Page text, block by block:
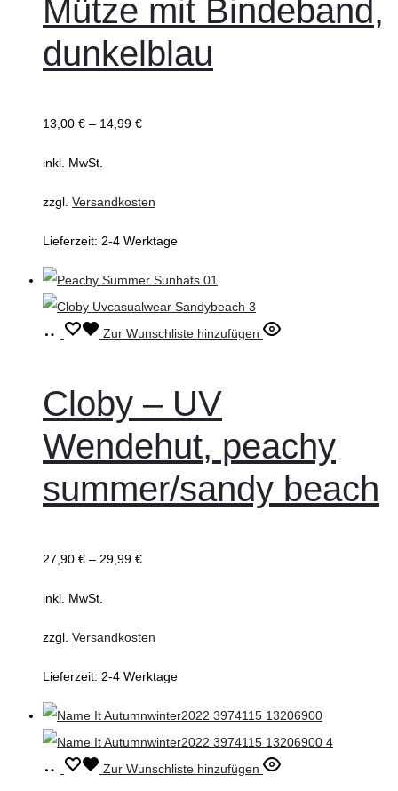
Varianten
auf.
Die
der
werden
Mütze mit Bindeband,
dunkelblau
13,00 € – 14,99 €
inkl. MwSt.
zzgl. Versandkosten
Lieferzeit: 2-4 Werktage
Ausführung
Dieses
mehrere
Varianten
auf.
Die
der
werden
Zur Wunschliste hinzufügen
Cloby – UV
Wendehut, peachy
summer/sandy beach
27,90 € – 29,99 €
inkl. MwSt.
zzgl. Versandkosten
Lieferzeit: 2-4 Werktage
Ausführung
Dieses Zur Wunschliste hinzufügen